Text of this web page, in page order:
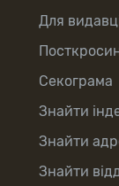
Для
Секограма
Знайти
Знайти
Знайти